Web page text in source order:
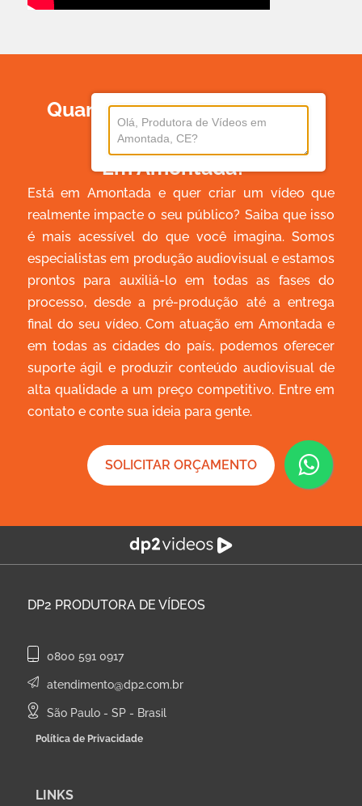
Quanto Custa Produzir Um
Vídeo
Em Amontada?
Está em Amontada e quer criar um vídeo que
realmente impacte o seu público? Saiba que isso
é mais acessível do que você imagina. Somos
especialistas em produção audiovisual e estamos
prontos para auxiliá-lo em todas as fases do
processo, desde a pré-produção até a entrega
final do seu vídeo. Com atuação em Amontada e
em todas as cidades do país, podemos oferecer
suporte ágil e produzir conteúdo audiovisual de
alta qualidade a um preço competitivo. Entre em
contato e conte sua ideia para gente.
SOLICITAR ORÇAMENTO
DP2 PRODUTORA DE VÍDEOS
0800 591 0917
atendimento@dp2.com.br
São Paulo - SP - Brasil
Política de Privacidade
LINKS